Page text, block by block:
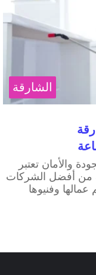
الشارقة
والأمان تعتبر
من أفضل الشركات
وفنيوها